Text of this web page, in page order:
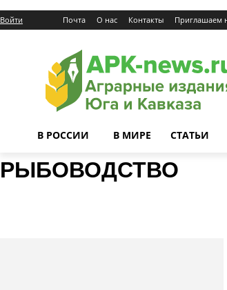
Войти Почта О нас Контакты Приглашаем
В РОССИИ В МИРЕ СТАТЬИ
РЫБОВОДСТВО